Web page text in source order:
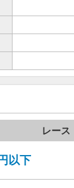
レース
以下